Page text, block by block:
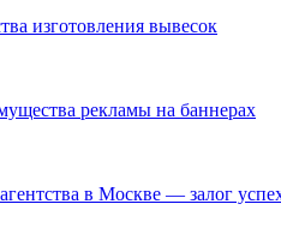
изготовления вывесок
рекламы на баннерах
в Москве — залог